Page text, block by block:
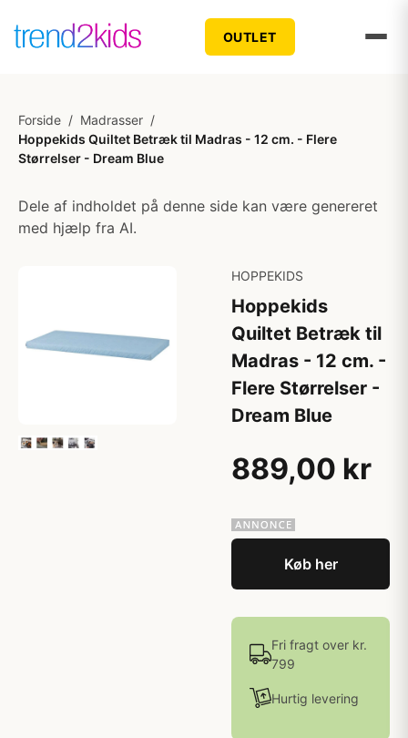
OUTLET
Forside / Madrasser /
Hoppekids Quiltet Betræk til Madras - 12 cm. - Flere
Størrelser - Dream Blue
Dele af indholdet på denne side kan være genereret
med hjælp fra AI.
HOPPEKIDS
Hoppekids
Quiltet Betræk til
Madras - 12 cm. -
Flere Størrelser -
Dream Blue
889,00 kr
Køb her
Fri fragt over kr.
799
Hurtig levering